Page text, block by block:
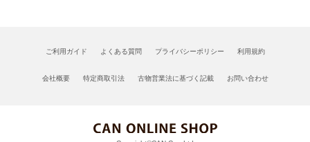
ご利用ガイド よくある質問 プライバシーポリシー 利用規約
会社概要 特定商取引法 古物営業法に基づく記載 お問い合わせ